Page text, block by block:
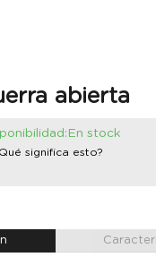
abierta
stock
significa esto?